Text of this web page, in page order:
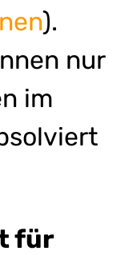
).
nur
im
für